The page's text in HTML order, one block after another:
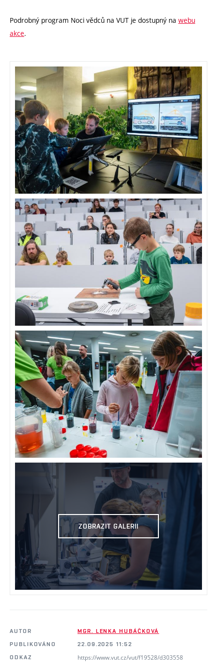
Podrobný program Noci vědců na VUT je dostupný na webu
akce.
ZOBRAZIT GALERII
AUTOR
MGR. LENKA HUBÁČKOVÁ
PUBLIKOVÁNO
22.09.2025 11:52
ODKAZ
https://www.vut.cz/vut/f19528/d303558